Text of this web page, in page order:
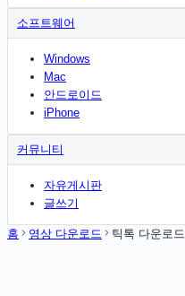
소프트웨어
Windows
Mac
안드로이드
iPhone
커뮤니티
자유게시판
글쓰기
홈 영상 다운로드 틱톡 다운로드